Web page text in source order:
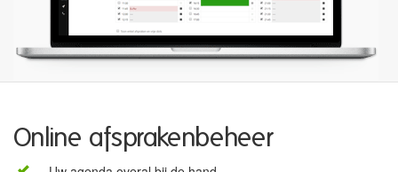
Online afsprakenbeheer